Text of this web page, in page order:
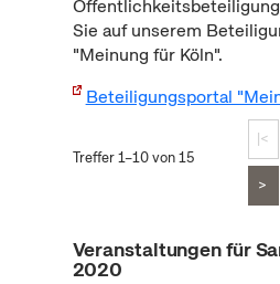
Sie auf unserem
"Meinung für Köln".
Beteiligungsportal
Treffer 1–10 von 15
|<
>
Veranstaltungen für
2020